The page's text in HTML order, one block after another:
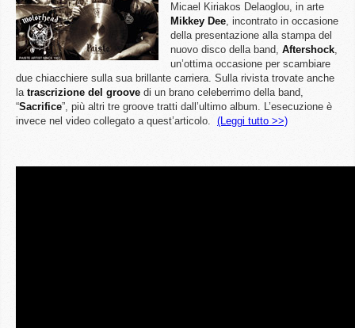
Micael Kiriakos Delaoglou, in arte
Mikkey Dee, incontrato in occasione
della presentazione alla stampa del
nuovo disco della band, Aftershock,
un’ottima occasione per scambiare
due chiacchiere sulla sua brillante carriera. Sulla rivista trovate anche
la trascrizione del groove di un brano celeberrimo della band,
“Sacrifice”, più altri tre groove tratti dall’ultimo album. L’esecuzione è
invece nel video collegato a quest’articolo. (Leggi tutto >>)